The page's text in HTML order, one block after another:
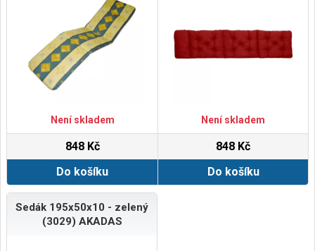
Není skladem
848 Kč
Do košíku
Není skladem
848 Kč
Do košíku
Sedák 195x50x10 - zelený
(3029) AKADAS